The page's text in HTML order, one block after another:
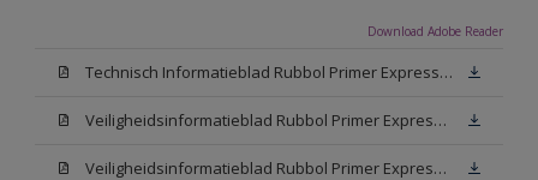
Download Adobe Reader
Technisch Informatieblad Rubbol Primer Express (PDF)
Veiligheidsinformatieblad Rubbol Primer Express White (MSDS)
Veiligheidsinformatieblad Rubbol Primer Express W05 (MSDS)